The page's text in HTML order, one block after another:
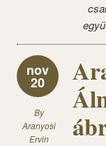
nov
20
By
Aranyosi
Ervin